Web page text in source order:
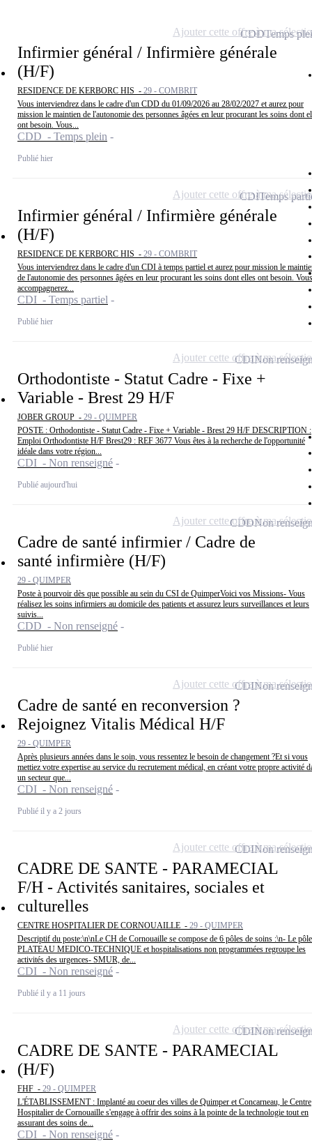
Infirmier général / Infirmière générale
(H/F)
RESIDENCE DE KERBORC HIS - 29 - COMBRIT
Vous interviendrez dans le cadre d'un CDD du 01/09/2026 au 28/02/2027 et aurez pour
mission le maintien de l'autonomie des personnes âgées en leur procurant les soins dont
ont besoin. Vous...
CDD - Temps plein
Publié hier
CDDTemps
Ajouter cette offre à ma
Infirmier général / Infirmière générale
(H/F)
RESIDENCE DE KERBORC HIS - 29 - COMBRIT
Vous interviendrez dans le cadre d'un CDI à temps partiel et aurez pour mission le
de l'autonomie des personnes âgées en leur procurant les soins dont elles ont besoin. Vous
accompagnerez...
CDI - Temps partiel
Publié hier
CDITemps
Ajouter cette offre à ma
Orthodontiste - Statut Cadre - Fixe +
Variable - Brest 29 H/F
JOBER GROUP - 29 - QUIMPER
POSTE : Orthodontiste - Statut Cadre - Fixe + Variable - Brest 29 H/F DESCRIPTION :
Emploi Orthodontiste H/F Brest29 : REF 3677 Vous êtes à la recherche de l'opportunité
idéale dans votre région...
CDI - Non renseigné
Publié aujourd'hui
CDINon
Ajouter cette offre à ma
Cadre de santé infirmier / Cadre de
santé infirmière (H/F)
29 - QUIMPER
Poste à pourvoir dès que possible au sein du CSI de QuimperVoici vos Missions- Vous
réalisez les soins infirmiers au domicile des patients et assurez leurs surveillances et leurs
suivis...
CDD - Non renseigné
Publié hier
CDDNon
Ajouter cette offre à ma
Cadre de santé en reconversion ?
Rejoignez Vitalis Médical H/F
29 - QUIMPER
Après plusieurs années dans le soin, vous ressentez le besoin de changement ?Et si vous
mettiez votre expertise au service du recrutement médical, en créant votre propre activité
un secteur que...
CDI - Non renseigné
Publié il y a 2 jours
CDINon
Ajouter cette offre à ma
CADRE DE SANTE - PARAMECIAL
F/H - Activités sanitaires, sociales et
culturelles
CENTRE HOSPITALIER DE CORNOUAILLE - 29 - QUIMPER
Descriptif du poste:\n\nLe CH de Cornouaille se compose de 6 pôles de soins :\n- Le pôle
PLATEAU MEDICO-TECHNIQUE et hospitalisations non programmées regroupe les
activités des urgences- SMUR, de...
CDI - Non renseigné
Publié il y a 11 jours
CDINon
Ajouter cette offre à ma
CADRE DE SANTE - PARAMECIAL
(H/F)
FHF - 29 - QUIMPER
L'ÉTABLISSEMENT : Implanté au coeur des villes de Quimper et Concarneau, le Centre
Hospitalier de Cornouaille s'engage à offrir des soins à la pointe de la technologie tout en
assurant des soins de...
CDI - Non renseigné
CDINon
Ajouter cette offre à ma